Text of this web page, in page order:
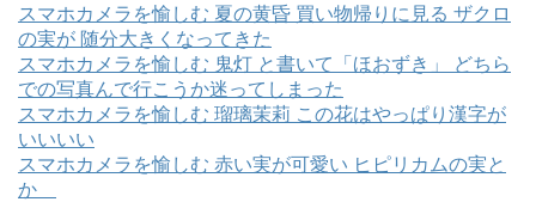
スマホカメラを愉しむ 夏の黄昏 買い物帰りに見る ザクロ
の実が 随分大きくなってきた
スマホカメラを愉しむ 鬼灯 と書いて「ほおずき」 どちら
での写真んで行こうか迷ってしまった
スマホカメラを愉しむ 瑠璃茉莉 この花はやっぱり漢字が
いいいい
スマホカメラを愉しむ 赤い実が可愛い ヒピリカムの実と
か